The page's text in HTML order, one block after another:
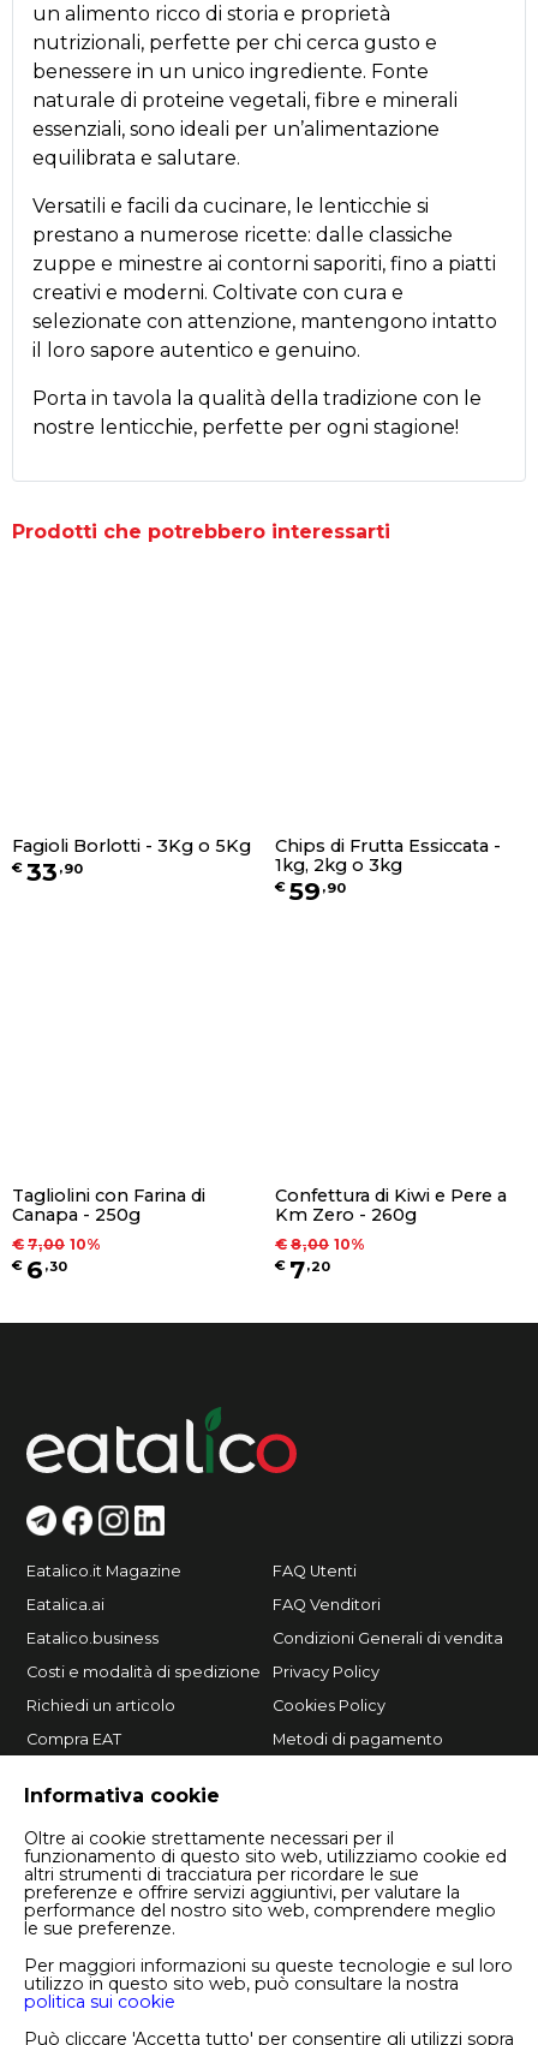
un alimento ricco di storia e proprietà
nutrizionali, perfette per chi cerca gusto e
benessere in un unico ingrediente. Fonte
naturale di proteine vegetali, fibre e minerali
essenziali, sono ideali per un’alimentazione
equilibrata e salutare.
Versatili e facili da cucinare, le lenticchie si
prestano a numerose ricette: dalle classiche
zuppe e minestre ai contorni saporiti, fino a piatti
creativi e moderni. Coltivate con cura e
selezionate con attenzione, mantengono intatto
il loro sapore autentico e genuino.
Porta in tavola la qualità della tradizione con le
nostre lenticchie, perfette per ogni stagione!
Prodotti che potrebbero interessarti
Fagioli Borlotti - 3Kg o 5Kg
€ 33 ,90
Chips di Frutta Essiccata -
1kg, 2kg o 3kg
€ 59 ,90
Tagliolini con Farina di
Canapa - 250g
€ 7,00 10%
€ 6 ,30
Confettura di Kiwi e Pere a
Km Zero - 260g
€ 8,00 10%
€ 7,20
Informativa cookie
Oltre ai cookie strettamente necessari per il
funzionamento di questo sito web, utilizziamo cookie ed
altri strumenti di tracciatura per ricordare le sue
preferenze e offrire servizi aggiuntivi, per valutare la
performance del nostro sito web, comprendere meglio
le sue preferenze.
Per maggiori informazioni su queste tecnologie e sul loro
utilizzo in questo sito web, può consultare la nostra
politica sui cookie
Può cliccare 'Accetta tutto' per consentire gli utilizzi sopra
Eatalico.it Magazine
Eatalica.ai
Eatalico.business
Costi e modalità di spedizione
Richiedi un articolo
Compra EAT
FAQ Utenti
FAQ Venditori
Condizioni Generali di vendita
Privacy Policy
Cookies Policy
Metodi di pagamento